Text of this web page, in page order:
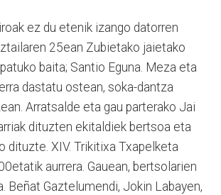
ez du etenik izango datorren
25ean Zubietako jaietako
baita; Santio Eguna. Meza eta
dastatu ostean, soka-dantza
Arratsalde eta gau parterako Jai
dituzten ekitaldiek bertsoa eta
dituzte. XIV. Trikitixa Txapelketa
aurrera. Gauean, bertsolarien
Beñat Gaztelumendi, Jokin Labayen,